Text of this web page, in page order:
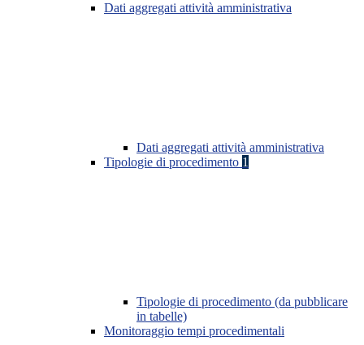
Dati aggregati attività amministrativa
Dati aggregati attività amministrativa
Tipologie di procedimento 1
Tipologie di procedimento (da pubblicare
in tabelle)
Monitoraggio tempi procedimentali